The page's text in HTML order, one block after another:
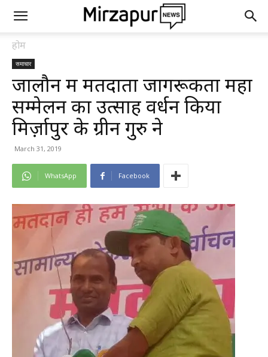
होम
समाचार
जालौन में मतदाता जागरूकता महा
सम्मेलन का उत्साह वर्धन किया
मिर्ज़ापुर के ग्रीन गुरु ने
March 31, 2019
WhatsApp Facebook